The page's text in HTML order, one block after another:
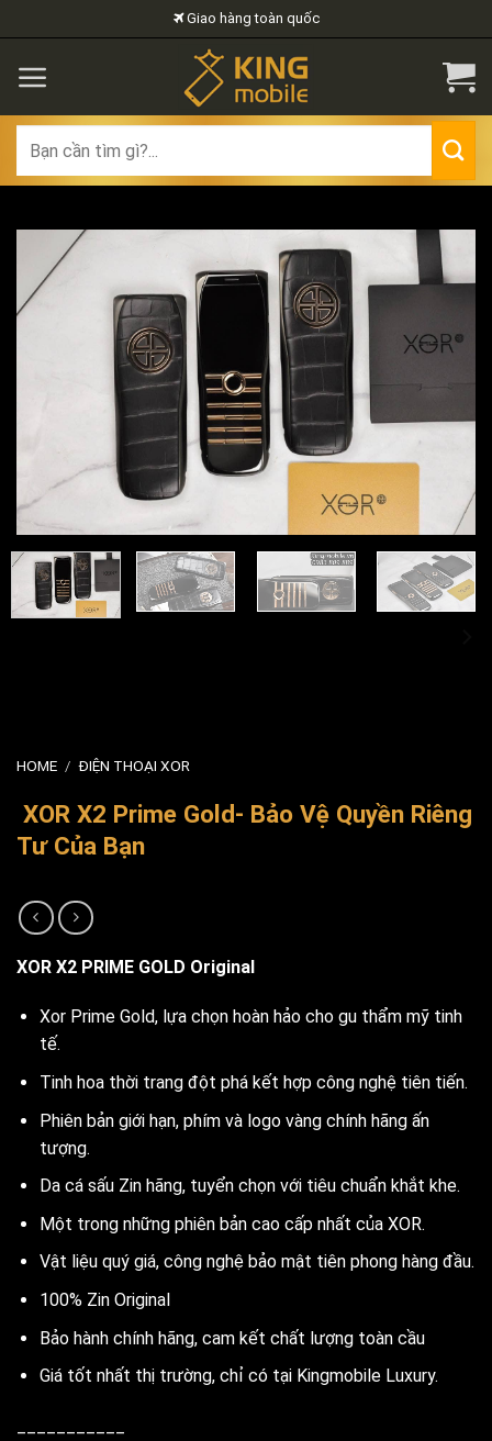
to
content
Giao hàng toàn quốc
for:
HOME / ĐIỆN THOẠI XOR
XOR X2 Prime Gold- Bảo Vệ Quyền Riêng
Tư Của Bạn
XOR X2 PRIME GOLD Original
Xor Prime Gold, lựa chọn hoàn hảo cho gu thẩm mỹ tinh
tế.
Tinh hoa thời trang đột phá kết hợp công nghệ tiên tiến.
Phiên bản giới hạn, phím và logo vàng chính hãng ấn
tượng.
Da cá sấu Zin hãng, tuyển chọn với tiêu chuẩn khắt khe.
Một trong những phiên bản cao cấp nhất của XOR.
Vật liệu quý giá, công nghệ bảo mật tiên phong hàng đầu.
100% Zin Original
Bảo hành chính hãng, cam kết chất lượng toàn cầu
Giá tốt nhất thị trường, chỉ có tại Kingmobile Luxury.